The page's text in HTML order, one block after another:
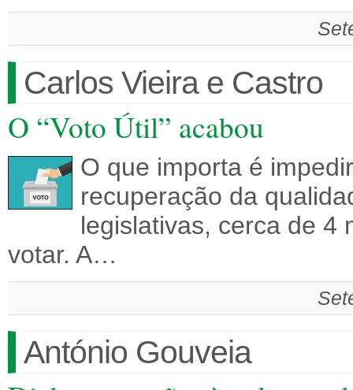
Carlos Vieira e Castro
O “Voto Útil” acabou
O que importa é
recuperação da
legislativas, cerca de 4
votar. A…
António Gouveia